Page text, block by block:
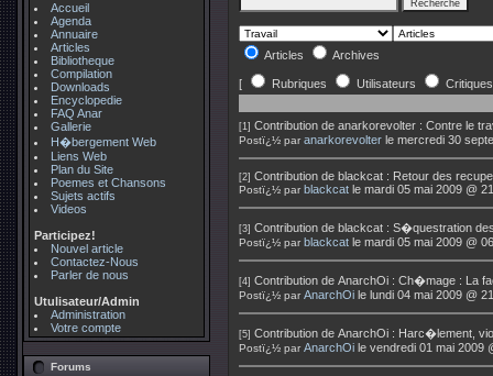
Accueil
Agenda
Annuaire
Articles
Bibliotheque
Compilation
Downloads
Encyclopedie
FAQ Anar
Gallerie
H�bergement Web
Liens Web
Plan du Site
Poemes et Chansons
Sujets actifs
Videos
Participez!
Nouvel article
Contactez-Nous
Parler de nous
Utulisateur/Admin
Administration
Votre compte
Forums
Articles Archives
[ Rubriques Utilisateurs
[1] Contribution de anarkorevolter : Contre le
Postï¿½ par anarkorevolter le mercredi 30
[2] Contribution de blackcat : Retour des
Postï¿½ par blackcat le mardi 05 mai 2009 @
[3] Contribution de blackcat : S�questration
Postï¿½ par blackcat le mardi 05 mai 2009 @
[4] Contribution de AnarchOi : Ch�mage : La
Postï¿½ par AnarchOi le lundi 04 mai 2009 @
[5] Contribution de AnarchOi : Harc�lement,
Postï¿½ par AnarchOi le vendredi 01 mai 2009